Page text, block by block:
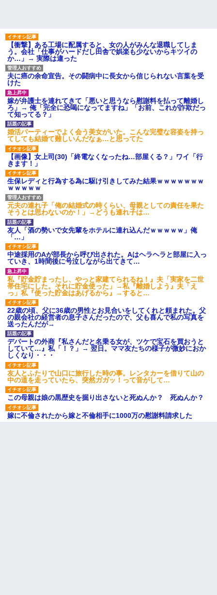
【衝撃】ある工場に配属すると、女の人がみんな退職してしま
う。会社「仕事がハードだし田舎で娯楽も少ないからキツイの
か…」→ 実際は違った
夫に癌の余命宣告。その闘病中に長女から信じられない言葉を受
けた
嫁が弁護士を連れてきて「悪いと思うなら慰謝料を払って離婚し
ろ」→ 俺「完全に恐喝になってますね」「お前、これが詐欺だっ
て知ってる？」
婚活パーティーでよく会う美女がいた。こんな完璧な容姿を持っ
てしても結婚て難しいんだなぁ…と思ってた
【画像】女上司(30)「終電なくなったね…部屋くる？」ワイ「行
きます！」
生保レディと行為する為に駆け引きしてみた結果ｗｗｗｗｗｗｗ
ｗｗｗｗｗ
元夫の連れ子「俺の結婚式の時くらい、母親としての責任を果た
そうとは思わないのか！」→どうも連れ子は…
友人「酒の勢いで女先輩をホテルに連れ込んだｗｗｗｗｗ」俺
「…」
中途採用のAが部長から呼び出された。Aはヘラヘラと部屋に入っ
ていき、1時間後に号泣しながら出てきて…
私『貯金貯まったし、やっと家建てられるね！』夫「実家を二世
帯住宅にした。それに貯金使った」→私『離婚しよう』夫「え
っ」私『使った貯金はあげるから』→すると…
22歳の頃、父に36歳の男性とお見合いをしてくれと頼まれた。父
の親会社の経営者の息子さんだったので、父も喜んで私の写真を
送ったんだが→
デパートの外商『私さんだと名乗る女が、ツケで宝石を買おうと
していて…』私「！？」→ 翌日。ママ友たちの様子が微妙におか
しくなり・・・
友人とふたりで山口に旅行した時の事。レンタカーを借りて山の
中の道を走っていたら、突然ガガッ！って音がして…
この母親は娘の黒歴史を掘り出さないと死ぬんか？ 死ぬんか？
嫁に不倫されたから嫁と不倫相手に1000万の慰謝料請求した